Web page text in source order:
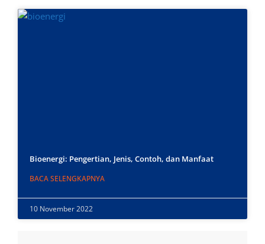
Bioenergi: Pengertian, Jenis, Contoh, dan Manfaat
BACA SELENGKAPNYA
10 November 2022